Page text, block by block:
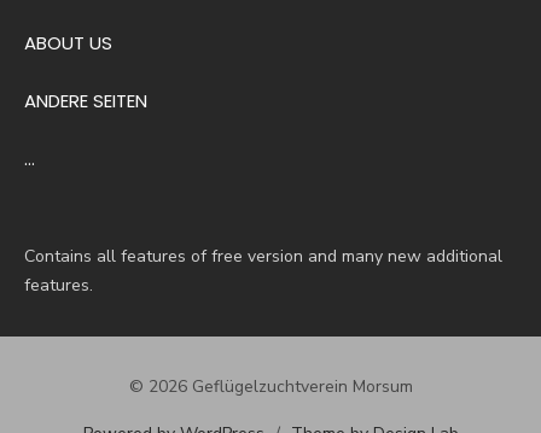
ABOUT US
ANDERE SEITEN
…
Contains all features of free version and many new additional
features.
© 2026 Geflügelzuchtverein Morsum